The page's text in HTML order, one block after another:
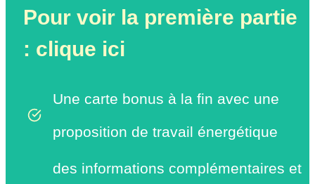
Pour voir la première partie
: clique ici
Une carte bonus à la fin avec une
proposition de travail énergétique
des informations complémentaires et